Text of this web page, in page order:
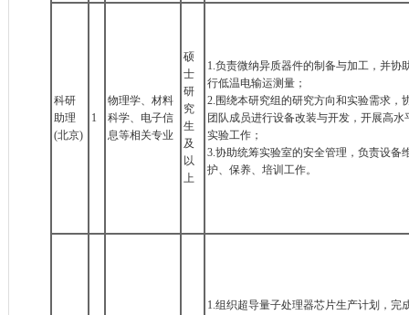
科研
助理
(北京)
1
物理学、材料
科学、电子信
息等相关专业
硕
士
研
究
生
及
以
上
1.负责微纳异质器件的制备与加工，并协
行低温电输运测量；
2.围绕本研究组的研究方向和实验需求，
团队成员进行设备改装与开发，开展高水
实验工作；
3.协助统筹实验室的安全管理，负责设备
护、保养、培训工作。
1.组织超导量子处理器芯片生产计划，完